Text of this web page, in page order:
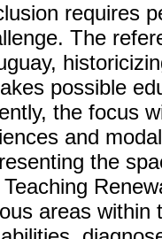
requires
The
possible
the focus
and
the
areas